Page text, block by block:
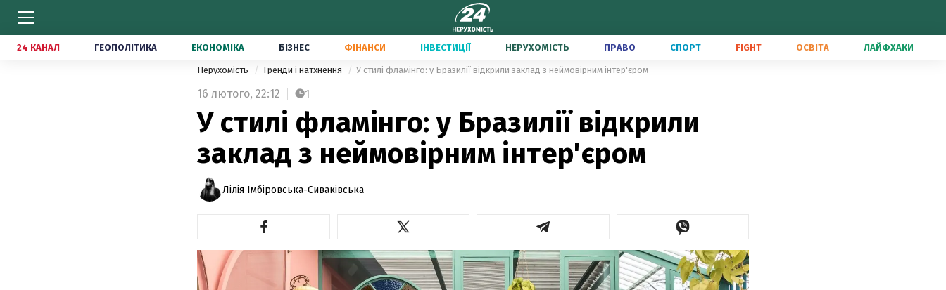
24 КАНАЛ ГЕОПОЛІТИКА ЕКОНОМІКА БІЗНЕС ФІНАНСИ ІНВЕСТИЦІЇ НЕРУХОМІСТЬ ПРАВО СПОРТ FIGHT ОСВІТА ЛАЙФХАКИ
Нерухомість Тренди і натхнення У стилі фламінго: у Бразилії відкрили заклад з неймовірним інтер'єром
16 лютого, 22:12 1
У стилі фламінго: у Бразилії відкрили
заклад з неймовірним інтер'єром
Лілія Імбіровська-Сиваківська